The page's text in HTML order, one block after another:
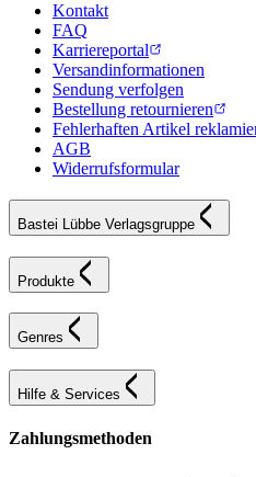
Kontakt
FAQ
Karriereportal
Versandinformationen
Sendung verfolgen
Bestellung retournieren
Fehlerhaften Artikel
AGB
Widerrufsformular
Bastei Lübbe Verlagsgruppe
Produkte
Genres
Hilfe & Services
Zahlungsmethoden